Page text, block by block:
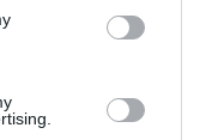
στοιχεία δεν
στο έδαφος κοντά στη